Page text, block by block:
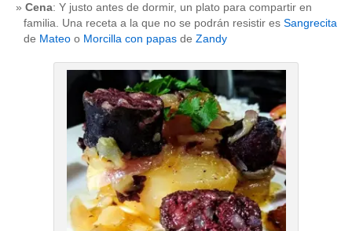
Cena: Y justo antes de dormir, un plato para compartir en
familia. Una receta a la que no se podrán resistir es Sangrecita
de Mateo o Morcilla con papas de Zandy